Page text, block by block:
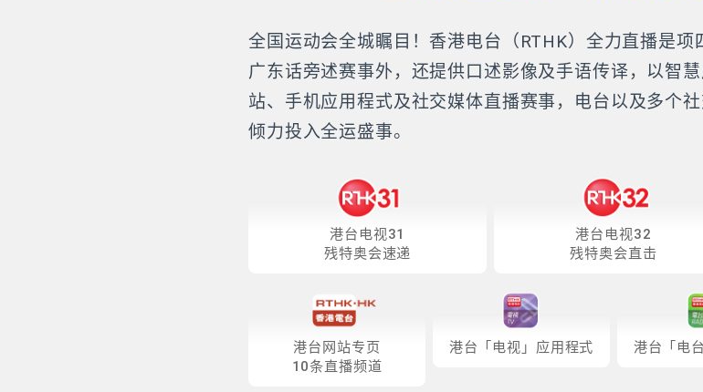
全国运动会全城瞩目！香港电台（RTHK）全力直播是
广东话旁述赛事外，还提供口述影像及手语传译，以智
站、手机应用程式及社交媒体直播赛事，电台以及多个
倾力投入全运盛事。
港台电视31
残特奥会速递
港台电视32
残特奥会直击
港台网站专页
10条直播频道
港台「电视」应用程式 港台「电